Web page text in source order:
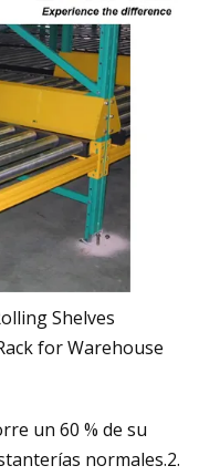
un 60 % de su
normales.2.